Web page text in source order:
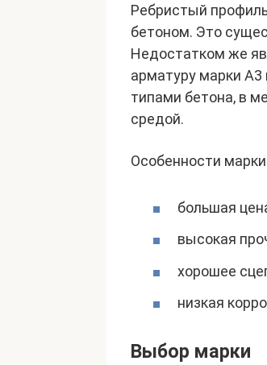
Ребристый
бетоном. Это
Недостатком же
арматуру марки
типами бетона, в
средой.
Особенности
большая
высокая
хорошее
низкая
Выбор марки